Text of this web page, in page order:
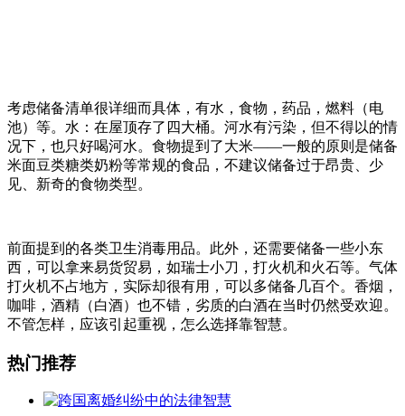
考虑储备清单很详细而具体，有水，食物，药品，燃料（电
池）等。水：在屋顶存了四大桶。河水有污染，但不得以的情
况下，也只好喝河水。食物提到了大米——一般的原则是储备
米面豆类糖类奶粉等常规的食品，不建议储备过于昂贵、少
见、新奇的食物类型。
前面提到的各类卫生消毒用品。此外，还需要储备一些小东
西，可以拿来易货贸易，如瑞士小刀，打火机和火石等。气体
打火机不占地方，实际却很有用，可以多储备几百个。香烟，
咖啡，酒精（白酒）也不错，劣质的白酒在当时仍然受欢迎。
不管怎样，应该引起重视，怎么选择靠智慧。
热门推荐